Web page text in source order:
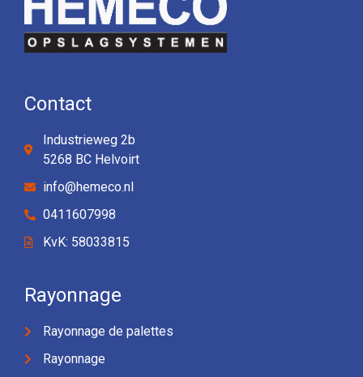
Contact
Industrieweg 2b
5268 BC Helvoirt
info@hemeco.nl
0411607998
KvK: 58033815
Rayonnage
Rayonnage de palettes
Rayonnage